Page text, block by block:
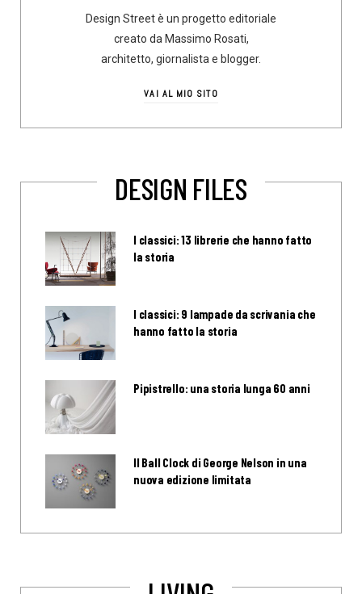
Design Street è un progetto editoriale
creato da Massimo Rosati,
architetto, giornalista e blogger.
VAI AL MIO SITO
DESIGN FILES
I classici: 13 librerie che hanno fatto
la storia
I classici: 9 lampade da scrivania che
hanno fatto la storia
Pipistrello: una storia lunga 60 anni
Il Ball Clock di George Nelson in una
nuova edizione limitata